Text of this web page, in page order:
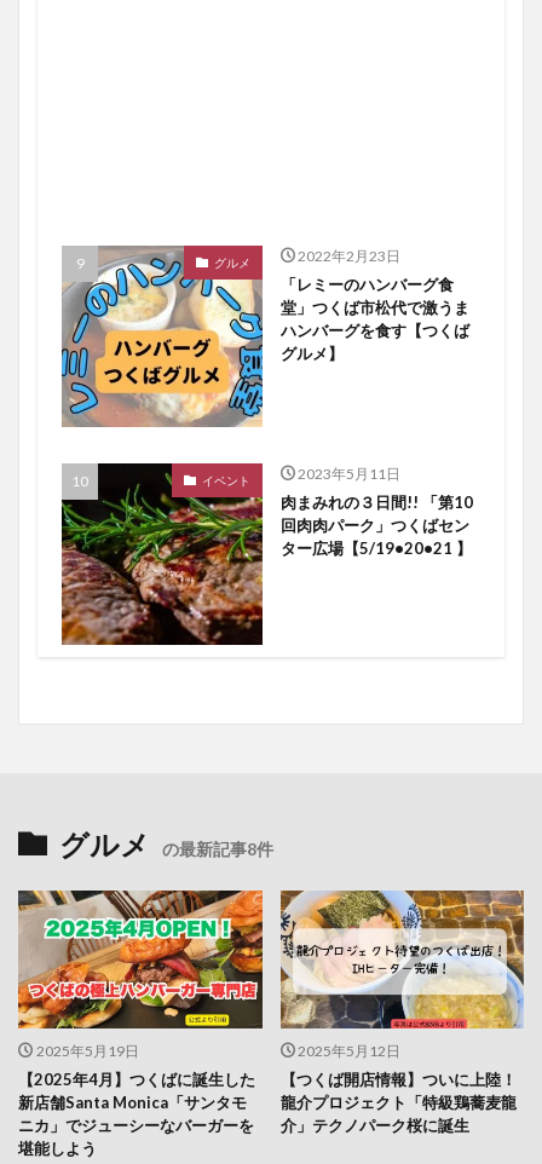
グルメ 2022年2月23日
「レミーのハンバーグ食
堂」つくば市松代で激うま
ハンバーグを食す【つくば
グルメ】
イベント 2023年5月11日
肉まみれの３日間!! 「第10
回肉肉パーク」つくばセン
ター広場【5/19•20•21 】
グルメ の最新記事8件
2025年5月19日
【2025年4月】つくばに誕生した
新店舗Santa Monica「サンタモ
ニカ」でジューシーなバーガーを
堪能しよう
2025年5月12日
【つくば開店情報】ついに上陸！
龍介プロジェクト「特級鶏蕎麦龍
介」テクノパーク桜に誕生